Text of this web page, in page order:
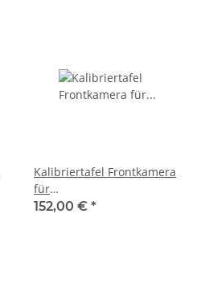
Kalibriertafel Frontkamera
für
MAN/FORD/SCANIA/IVECO/
152,00 € *